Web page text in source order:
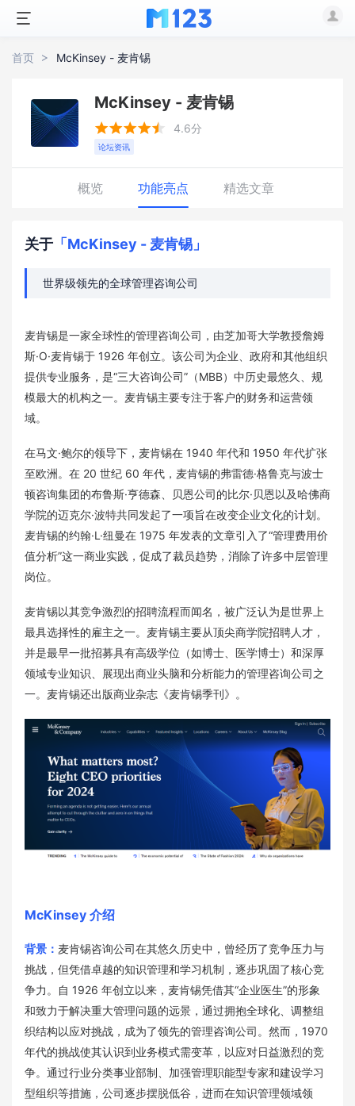
首页 McKinsey - 麦肯锡
McKinsey - 麦肯锡
 4.6分
论坛资讯
概览 功能亮点 精选文章
关于 「McKinsey - 麦肯锡」
世界级领先的全球管理咨询公司
麦肯锡是一家全球性的管理咨询公司，由芝加哥大学教授詹姆
斯·O·麦肯锡于 1926 年创立。该公司为企业、政府和其他组织
提供专业服务，是“三大咨询公司”（MBB）中历史最悠久、规
模最大的机构之一。麦肯锡主要专注于客户的财务和运营领
域。
在马文·鲍尔的领导下，麦肯锡在 1940 年代和 1950 年代扩张
至欧洲。在 20 世纪 60 年代，麦肯锡的弗雷德·格鲁克与波士
顿咨询集团的布鲁斯·亨德森、贝恩公司的比尔·贝恩以及哈佛商
学院的迈克尔·波特共同发起了一项旨在改变企业文化的计划。
麦肯锡的约翰·L·纽曼在 1975 年发表的文章引入了“管理费用价
值分析”这一商业实践，促成了裁员趋势，消除了许多中层管理
岗位。
麦肯锡以其竞争激烈的招聘流程而闻名，被广泛认为是世界上
最具选择性的雇主之一。麦肯锡主要从顶尖商学院招聘人才，
并是最早一批招募具有高级学位（如博士、医学博士）和深厚
领域专业知识、展现出商业头脑和分析能力的管理咨询公司之
一。麦肯锡还出版商业杂志《麦肯锡季刊》。
McKinsey 介绍
背景： 麦肯锡咨询公司在其悠久历史中，曾经历了竞争压力与
挑战，但凭借卓越的知识管理和学习机制，逐步巩固了核心竞
争力。自 1926 年创立以来，麦肯锡凭借其“企业医生”的形象
和致力于解决重大管理问题的远景，通过拥抱全球化、调整组
织结构以应对挑战，成为了领先的管理咨询公司。然而，1970
年代的挑战使其认识到业务模式需变革，以应对日益激烈的竞
争。通过行业分类事业部制、加强管理职能型专家和建设学习
型组织等措施，公司逐步摆脱低谷，进而在知识管理领域领